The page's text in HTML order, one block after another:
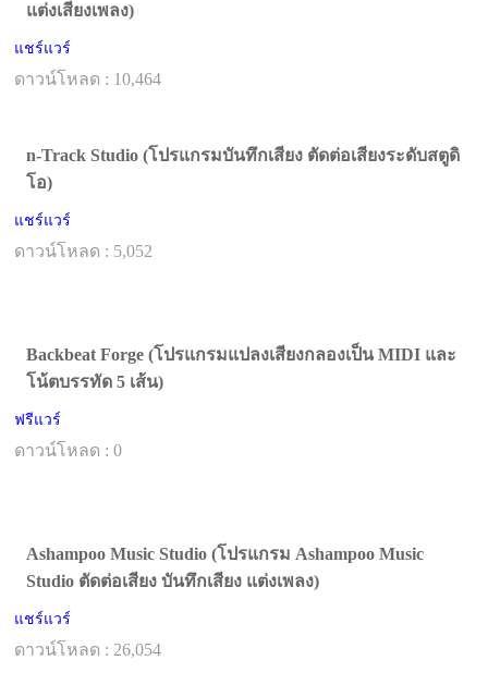
แต่งเสียงเพลง)
แชร์แวร์
ดาวน์โหลด : 10,464
n-Track Studio (โปรแกรมบันทึกเสียง ตัดต่อเสียงระดับสตูดิ
โอ)
แชร์แวร์
ดาวน์โหลด : 5,052
Backbeat Forge (โปรแกรมแปลงเสียงกลองเป็น MIDI และ
โน้ตบรรทัด 5 เส้น)
ฟรีแวร์
ดาวน์โหลด : 0
Ashampoo Music Studio (โปรแกรม Ashampoo Music
Studio ตัดต่อเสียง บันทึกเสียง แต่งเพลง)
แชร์แวร์
ดาวน์โหลด : 26,054